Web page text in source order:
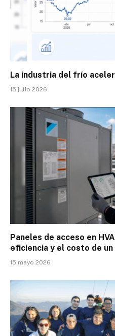
La industria del frío
15 julio 2026
Paneles de acceso en
eficiencia y el costo de
15 mayo 2026